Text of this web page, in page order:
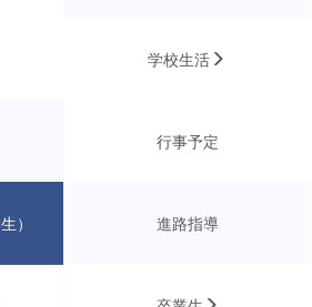
学校生活
行事予定
） 進路指導